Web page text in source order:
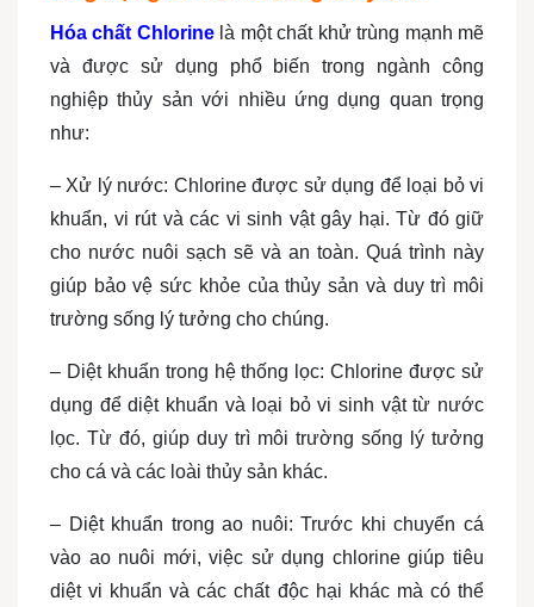
Hóa chất Chlorinelà một chất khử trùng mạnh mẽ
và được sử dụng phổ biến trong ngành công
nghiệp thủy sản với nhiều ứng dụng quan trọng
như:
– Xử lý nước: Chlorine được sử dụng để loại bỏ vi
khuẩn, vi rút và các vi sinh vật gây hại. Từ đó giữ
cho nước nuôi sạch sẽ và an toàn. Quá trình này
giúp bảo vệ sức khỏe của thủy sản và duy trì môi
trường sống lý tưởng cho chúng.
– Diệt khuẩn trong hệ thống lọc: Chlorine được sử
dụng để diệt khuẩn và loại bỏ vi sinh vật từ nước
lọc. Từ đó, giúp duy trì môi trường sống lý tưởng
cho cá và các loài thủy sản khác.
– Diệt khuẩn trong ao nuôi: Trước khi chuyển cá
vào ao nuôi mới, việc sử dụng chlorine giúp tiêu
diệt vi khuẩn và các chất độc hại khác mà có thể